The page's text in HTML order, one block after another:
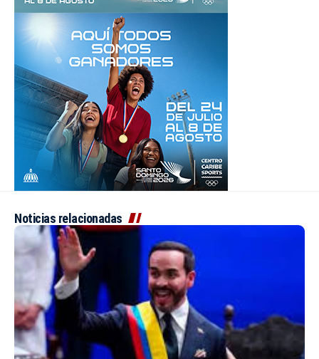
Noticias relacionadas